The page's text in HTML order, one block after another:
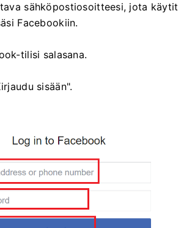
sähköpostiosoitteesi, jota käytit
Facebookiin.
tilisi salasana.
sisään".